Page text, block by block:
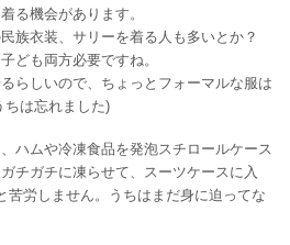
る機会があります。
族衣装、サリーを着る人も多いとか？
ども両方必要ですね。
らしいので、ちょっとフォーマルな服は
ちは忘れました)
ハムや冷凍食品を発泡スチロールケース
チガチに凍らせて、スーツケースに入
苦労しません。うちはまだ身に迫ってな